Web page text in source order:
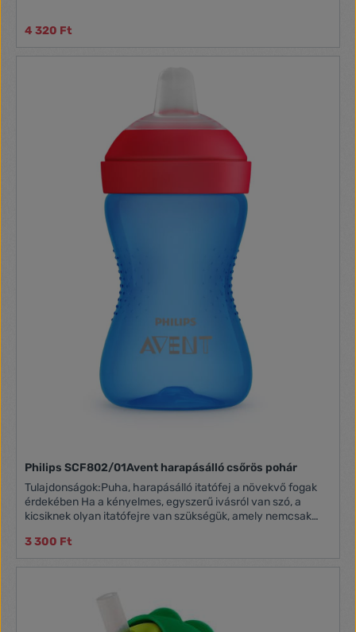
4 320 Ft
Philips SCF802/01Avent harapásálló csőrös pohár
Tulajdonságok:Puha, harapásálló itatófej a növekvő fogak
érdekében Ha a kényelmes, egyszerű ivásról van szó, a
kicsiknek olyan itatófejre van szükségük, amely nemcsak
Grippy csőrös pohár mindkét feltételnek megfelel –
köszönhetően a harapásálló és mégis puha
formája és csúszásgátló textúrája a kis kezek számára is
3 300 Ft